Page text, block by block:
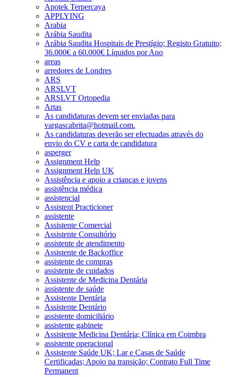
Apotek Terpercaya
APPLYING
Arabia
Arábia Saudita
Arábia Saudita Hospitais de Prestígio; Registo Gratuito;
36.000€ a 60.000€ Líquidos por Ano
areas
arredores de Londres
ARS
ARSLVT
ARSLVT Ortopedia
Artas
As candidaturas devem ser enviadas para
vargascabrita@hotmail.com.
As candidaturas deverão ser efectuadas através do
envio do CV e carta de candidatura
asperger
Assignment Help
Assignment Help UK
Assistência e apoio a crianças e jovens
assistência médica
assistencial
Assistent Practicioner
assistente
Assistente Comercial
Assistente Consultório
assistente de atendimento
Assistente de Backoffice
assistente de compras
assistente de cuidados
Assistente de Medicina Dentária
assistente de saúde
Assistente Dentária
Assistente Dentário
assistente domiciliário
assistente gabinete
Assistente Medicina Dentária; Clínica em Coimbra
assistente operacional
Assistente Saúde UK; Lar e Casas de Saúde
Certificadas; Apoio na transição; Contrato Full Time
Permanent